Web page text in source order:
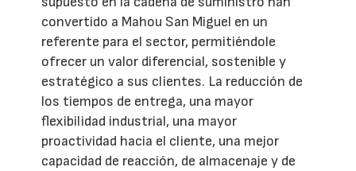
convertido a Mahou San Miguel en un
referente para el sector, permitiéndole
ofrecer un valor diferencial, sostenible y
estratégico a sus clientes. La reducción de
los tiempos de entrega, una mayor
flexibilidad industrial, una mayor
proactividad hacia el cliente, una mejor
capacidad de reacción, de almacenaje y de